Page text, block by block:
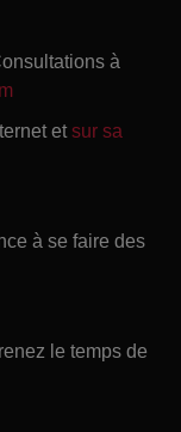
à
et sur sa
à se faire des
le temps de